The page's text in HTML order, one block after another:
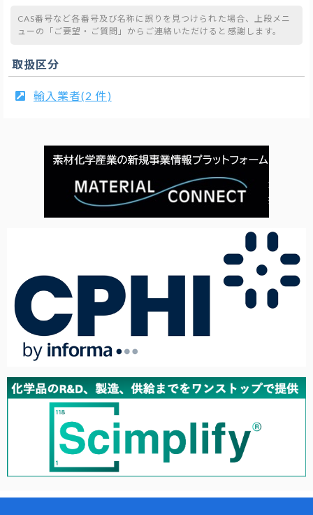
CAS番号など各番号及び名称に誤りを見つけられた場合、上段メニ
ューの「ご要望・ご質問」からご連絡いただけると感謝します。
取扱区分
輸入業者(2 件)